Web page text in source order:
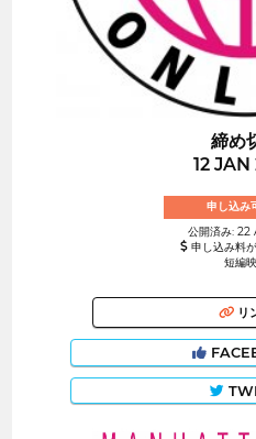
締め
12
申し込み
公開済み:
申し込み料
短編
リ